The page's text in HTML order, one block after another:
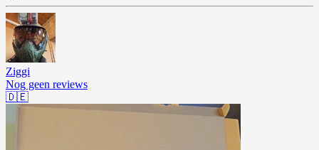
Ziggi
Nog geen reviews
🇩🇪